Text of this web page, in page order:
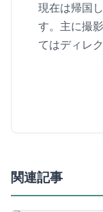
現在は帰国
す。主に撮
てはディレ
関連記事